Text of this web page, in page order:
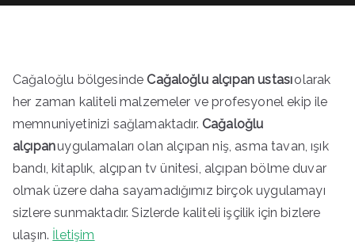
Cağaloğlu bölgesinde Cağaloğlu alçıpan ustasıolarak
her zaman kaliteli malzemeler ve profesyonel ekip ile
memnuniyetinizi sağlamaktadır. Cağaloğlu
alçıpanuygulamaları olan alçıpan niş, asma tavan, ışık
bandı, kitaplık, alçıpan tv ünitesi, alçıpan bölme duvar
olmak üzere daha sayamadığımız birçok uygulamayı
sizlere sunmaktadır. Sizlerde kaliteli işçilik için bizlere
ulaşın. İletişim